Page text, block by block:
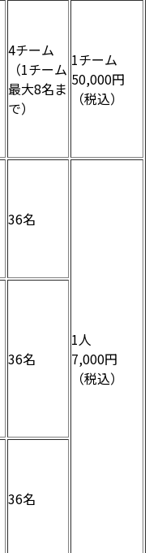
4チーム
（1チーム
最大8名ま
で）
1チーム
50,000円
（税込）
36名
1人
7,000円
（税込）
36名
36名